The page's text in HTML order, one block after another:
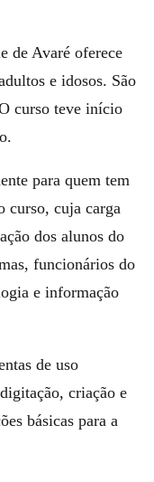
de Avaré oferece
e idosos. São
curso teve início
para quem tem
curso, cuja carga
dos alunos do
funcionários do
e informação
de uso
criação e
básicas para a